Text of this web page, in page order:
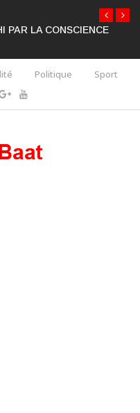
PAR LA CONSCIENCE
Politique Sport